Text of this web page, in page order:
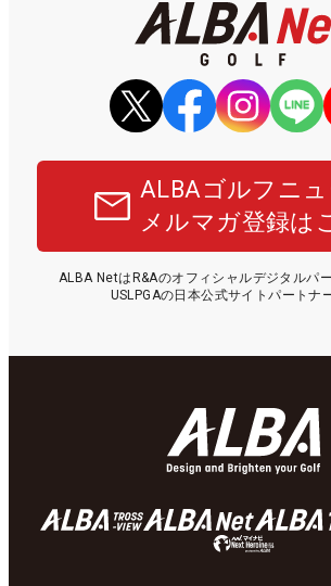
ALBAゴルフニュ
メルマガ登録は
ALBA NetはR&Aのオフィシャルデジタルパ
USLPGAの日本公式サイトパートナ